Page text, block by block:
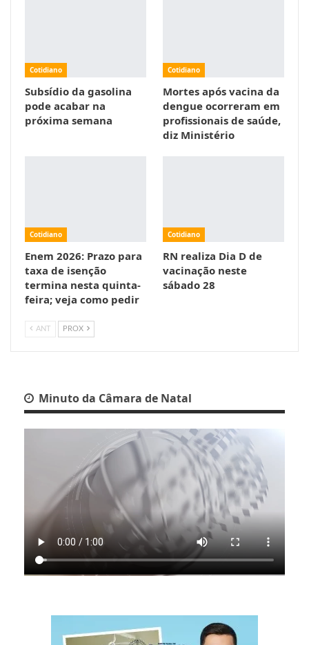
Cotidiano
Subsídio da gasolina
pode acabar na
próxima semana
Cotidiano
Mortes após vacina da
dengue ocorreram em
profissionais de saúde,
diz Ministério
Cotidiano
Enem 2026: Prazo para
taxa de isenção
termina nesta quinta-
feira; veja como pedir
Cotidiano
RN realiza Dia D de
vacinação neste
sábado 28
ANT PROX
Minuto da Câmara de Natal